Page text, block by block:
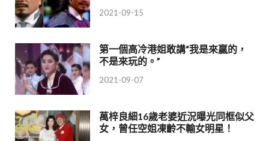
2021-09-15
第一個高冷港姐敢講“我是來贏的，
不是來玩的。”
2021-09-07
萬梓良細16歲老婆近況曝光同框似父
女，曾任空姐凍齡不輸女明星！